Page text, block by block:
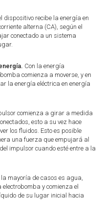
dispositivo recibe la energía en
alterna (CA), según el
conectado a un sistema
Con la energía
comienza a moverse, y en
la energía eléctrica en energía
comienza a girar a medida
esto a su vez hace
los fluidos. Esto es posible
una fuerza que empujará al
impulsor cuando esté entre a la
la mayoría de casos es agua,
y comienza el
de su lugar inicial hacia